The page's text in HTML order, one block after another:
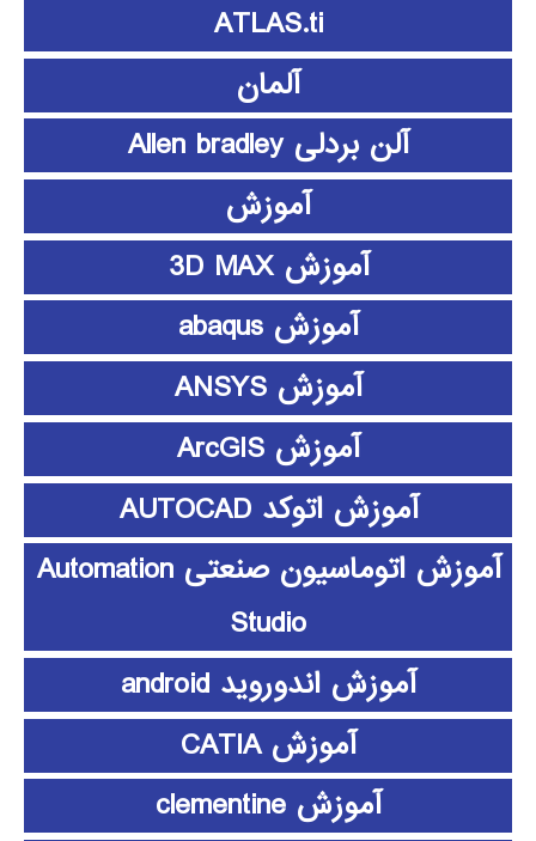
ATLAS.ti
آلمان
آلن بردلی Allen bradley
آموزش
آموزش 3D MAX
آموزش abaqus
آموزش ANSYS
آموزش ArcGIS
آموزش اتوکد AUTOCAD
آموزش اتوماسیون صنعتی Automation
Studio
آموزش اندوروید android
آموزش CATIA
آموزش clementine